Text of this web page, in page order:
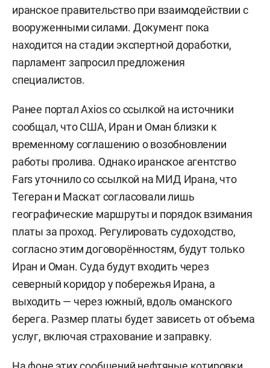
иранское правительство при взаимодействии с
вооруженными силами. Документ пока
находится на стадии экспертной доработки,
парламент запросил предложения
специалистов.
Ранее портал Axios со ссылкой на источники
сообщал, что США, Иран и Оман близки к
временному соглашению о возобновлении
работы пролива. Однако иранское агентство
Fars уточнило со ссылкой на МИД Ирана, что
Тегеран и Маскат согласовали лишь
географические маршруты и порядок взимания
платы за проход. Регулировать судоходство,
согласно этим договорённостям, будут только
Иран и Оман. Суда будут входить через
северный коридор у побережья Ирана, а
выходить — через южный, вдоль оманского
берега. Размер платы будет зависеть от объема
услуг, включая страхование и заправку.